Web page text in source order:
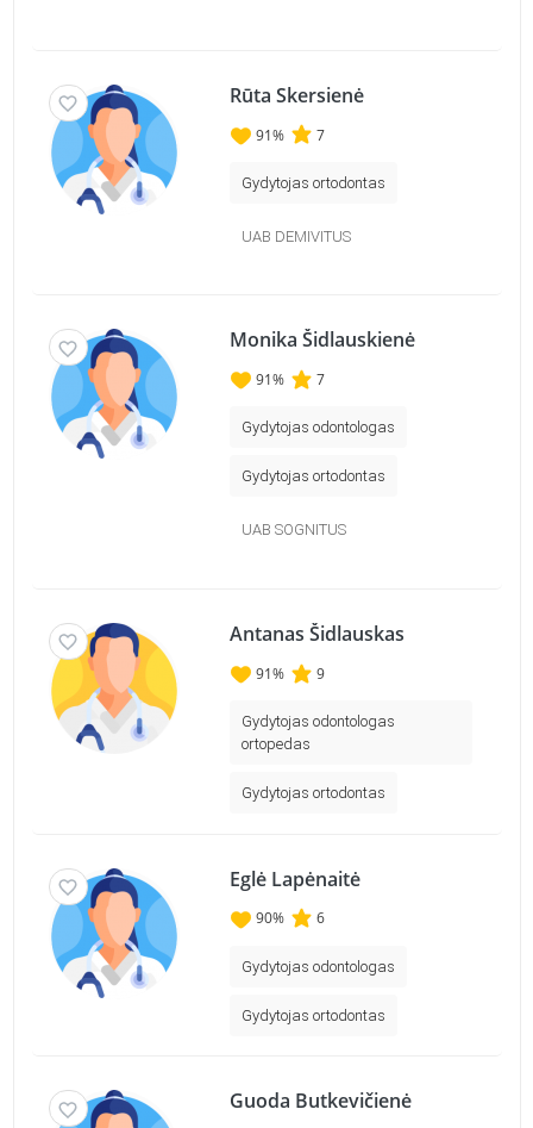
Rūta Skersienė
91% 7
Gydytojas ortodontas
UAB DEMIVITUS
Monika Šidlauskienė
91% 7
Gydytojas odontologas
Gydytojas ortodontas
UAB SOGNITUS
Antanas Šidlauskas
91% 9
Gydytojas odontologas
ortopedas
Gydytojas ortodontas
Eglė Lapėnaitė
90% 6
Gydytojas odontologas
Gydytojas ortodontas
Guoda Butkevičienė